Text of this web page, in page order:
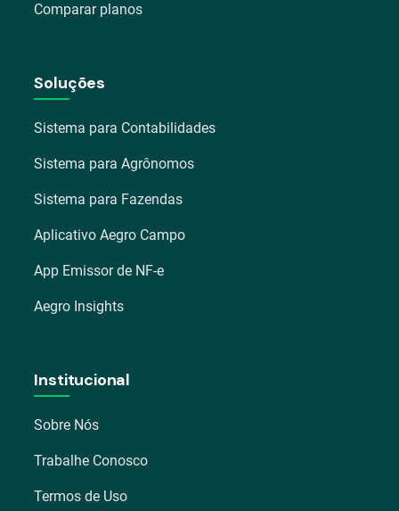
Comparar planos
Soluções
Sistema para Contabilidades
Sistema para Agrônomos
Sistema para Fazendas
Aplicativo Aegro Campo
App Emissor de NF-e
Aegro Insights
Institucional
Sobre Nós
Trabalhe Conosco
Termos de Uso